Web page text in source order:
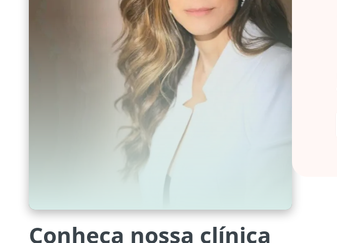
Conheça nossa clínica